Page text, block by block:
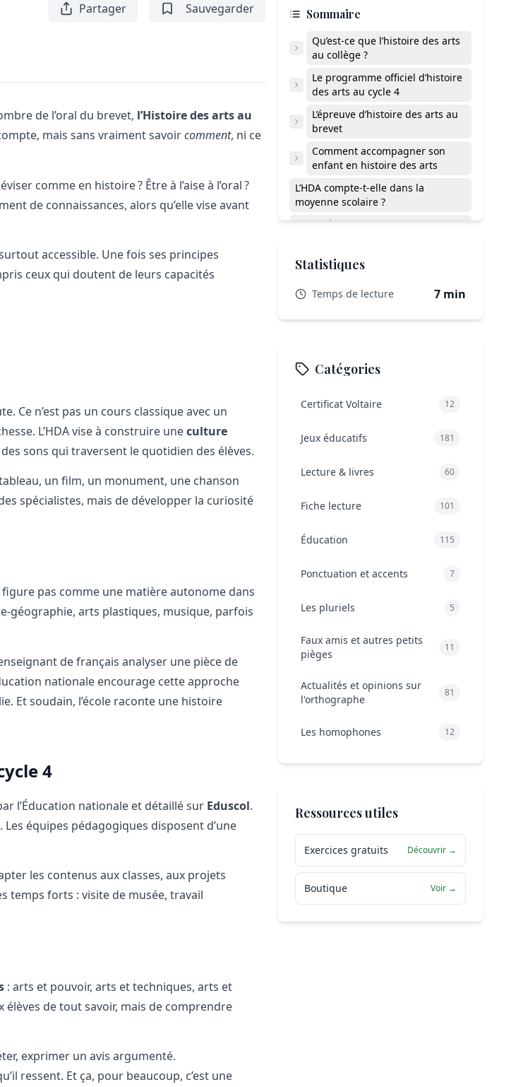
Partager Sauvegarder
de l’oral du brevet, l’Histoire des arts au
mais sans vraiment savoircomment, ni ce
comme en histoire ? Être à l’aise à l’oral ?
de connaissances, alors qu’elle vise avant
accessible. Une fois ses principes
ceux qui doutent de leurs capacités
Ce n’est pas un cours classique avec un
L’HDA vise à construire uneculture
sons qui traversent le quotidien des élèves.
un film, un monument, une chanson
spécialistes, mais de développer la curiosité
pas comme une matière autonome dans
géographie, arts plastiques, musique, parfois
de français analyser une pièce de
nationale encourage cette approche
Et soudain, l’école raconte une histoire
4
l’Éducation nationale et détaillé sur Eduscol.
équipes pédagogiques disposent d’une
les contenus aux classes, aux projets
temps forts : visite de musée, travail
: arts et pouvoir, arts et techniques, arts et
de tout savoir, mais de comprendre
exprimer un avis argumenté.
ressent. Et ça, pour beaucoup, c’est une
Sommaire
Qu’est-ce que l’histoire des arts
au collège ?
Le programme officiel d’histoire
des arts au cycle 4
L’épreuve d’histoire des arts au
brevet
Comment accompagner son
enfant en histoire des arts
L’HDA compte-t-elle dans la
moyenne scolaire ?
Faut-il être bon en histoire pour
L’histoire des arts, un allié souvent
sous-estimé
Statistiques
Temps de lecture 7 min
Catégories
Certificat Voltaire 12
Jeux éducatifs 181
Lecture & livres 60
Fiche lecture 101
Éducation 115
Ponctuation et accents 7
Les pluriels 5
Faux amis et autres petits
pièges
11
Actualités et opinions sur
l'orthographe
81
Les homophones 12
Ressources utiles
Exercices gratuits Découvrir →
Boutique Voir →